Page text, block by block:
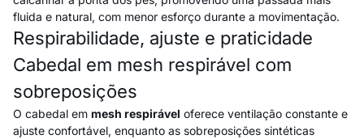
fluida e natural, com menor esforço durante a movimentação.
Respirabilidade, ajuste e praticidade
Cabedal em mesh respirável com
sobreposições
O cabedal em mesh respirável oferece ventilação constante e
ajuste confortável, enquanto as sobreposições sintéticas